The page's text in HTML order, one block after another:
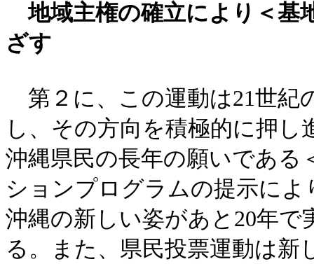
地域主権の確立により＜基
ざす
第２に、この運動は21世紀
し、その方向を積極的に押
沖縄県民の長年の願いである
ションプログラムの提示に
沖縄の新しい姿があと20年
る。また、県民投票運動は新